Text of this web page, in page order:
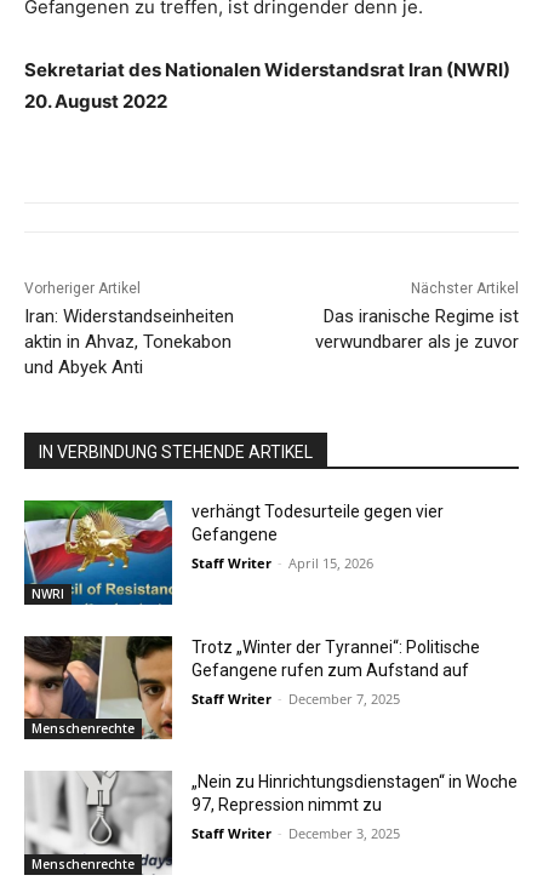
Gefangenen zu treffen, ist dringender denn je.
Sekretariat des Nationalen Widerstandsrat Iran (NWRI)
20. August 2022
Vorheriger Artikel
Iran: Widerstandseinheiten
aktin in Ahvaz, Tonekabon
und Abyek Anti
Nächster Artikel
Das iranische Regime ist
verwundbarer als je zuvor
IN VERBINDUNG STEHENDE ARTIKEL
NWRI
verhängt Todesurteile gegen vier
Gefangene
Staff Writer - April 15, 2026
Menschenrechte
Trotz „Winter der Tyrannei“: Politische
Gefangene rufen zum Aufstand auf
Staff Writer - December 7, 2025
Menschenrechte
„Nein zu Hinrichtungsdienstagen“ in Woche
97, Repression nimmt zu
Staff Writer - December 3, 2025